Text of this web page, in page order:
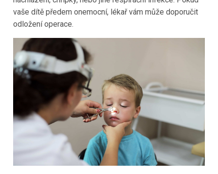
vaše dítě předem onemocní, lékař vám může doporučit
odložení operace.